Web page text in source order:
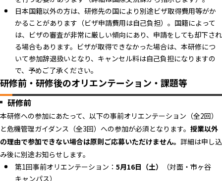
日本国籍以外の方は、研修先の国により別途ビザ取得費用等がか
かることがあります（ビザ申請費用は自己負担）。国籍によって
は、ビザの審査が非常に厳しい傾向にあり、申請をしても却下され
る場合もあります。ビザが取得できなかった場合は、本研修につ
いて参加辞退扱いとなり、キャンセル料は自己負担になりますの
で、予めご了承ください。
研修前・研修後のオリエンテーション・課題等
研修前
本研修への参加にあたって、以下の事前オリエンテーション（全2回）
と危機管理ガイダンス（全3回）への参加が必須となります。 授業以外
の理由で参加できない場合は原則ご応募いただけません。 詳細は申し込
み後に別途お知らせします。
第1回事前オリエンテーション： 5月16日（土）
（対面・市ヶ谷
キャンパス）